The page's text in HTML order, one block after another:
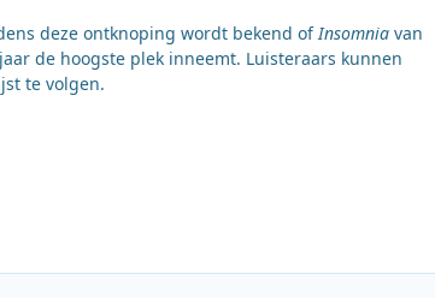
deze ontknoping wordt bekend of Insomnia van
de hoogste plek inneemt. Luisteraars kunnen
te volgen.